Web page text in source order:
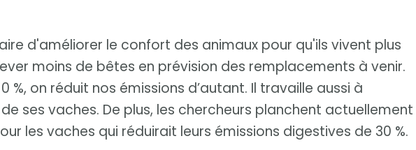
d'améliorer le confort des animaux pour qu'ils vivent plus
moins de bêtes en prévision des remplacements à venir.
%, on réduit nos émissions d’autant. Il travaille aussi à
ses vaches. De plus, les chercheurs planchent actuellement
les vaches qui réduirait leurs émissions digestives de 30 %.